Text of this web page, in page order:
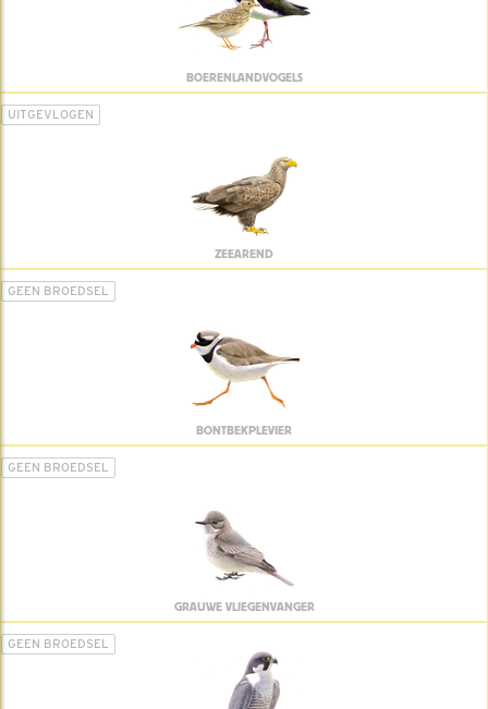
BOERENLANDVOGELS
UITGEVLOGEN
ZEEAREND
GEEN BROEDSEL
BONTBEKPLEVIER
GEEN BROEDSEL
GRAUWE VLIEGENVANGER
GEEN BROEDSEL